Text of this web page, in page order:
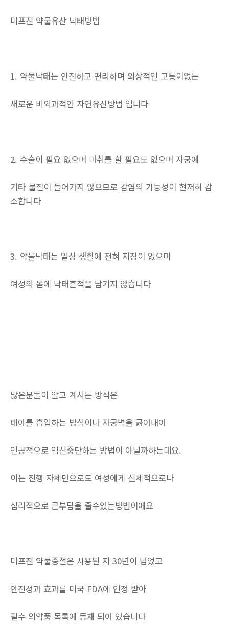
미프진 약물유산 낙태방법
1. 약물낙태는 안전하고 편리하며 외상적인 고통이없는
새로운 비외과적인 자연유산방법 입니다
2. 수술이 필요 없으며 마취를 할 필요도 없으며 자궁에
기타 물질이 들어가지 않으므로 감염의 가능성이 현저히 감
소합니다
3. 약물낙태는 일상 생활에 전혀 지장이 없으며
여성의 몸에 낙태흔적을 남기지 않습니다
많은분들이 알고 계시는 방식은
태아를 흡입하는 방식이나 자궁벽을 긁어내어
인공적으로 임신중단하는 방법이 아닐까하는데요.
이는 진행 자체만으로도 여성에게 신체적으로나
심리적으로 큰부담을 줄수있는방법이에요
미프진 약물중절은 사용된 지 30년이 넘었고
안전성과 효과를 미국 FDA에 인정 받아
필수 의약품 목록에 등재 되어 있습니다